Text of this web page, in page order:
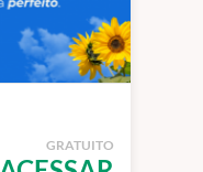
GRATUITO